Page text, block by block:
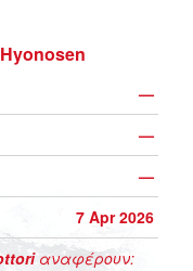
—
—
—
7 Apr 2026
αναφέρουν: